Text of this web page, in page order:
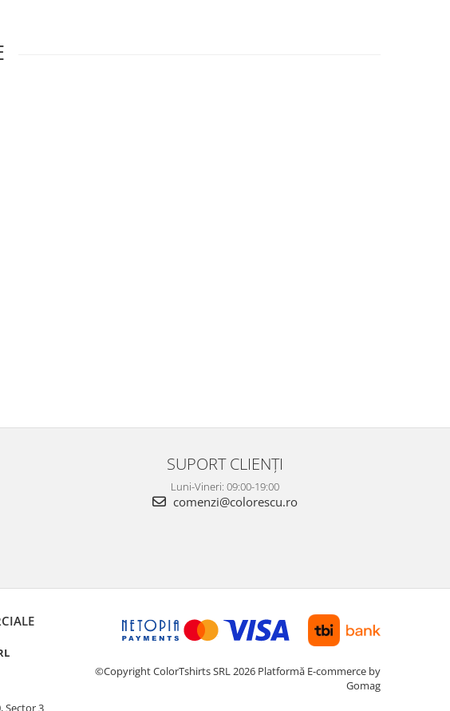
SUPORT CLIENȚI
Luni-Vineri: 09:00-19:00
comenzi@colorescu.ro
©Copyright ColorTshirts SRL 2026 Platformă E-commerce by
Gomag